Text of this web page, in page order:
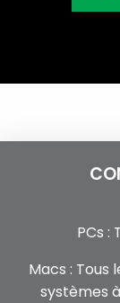
PCs :
Macs : Tous
systèmes